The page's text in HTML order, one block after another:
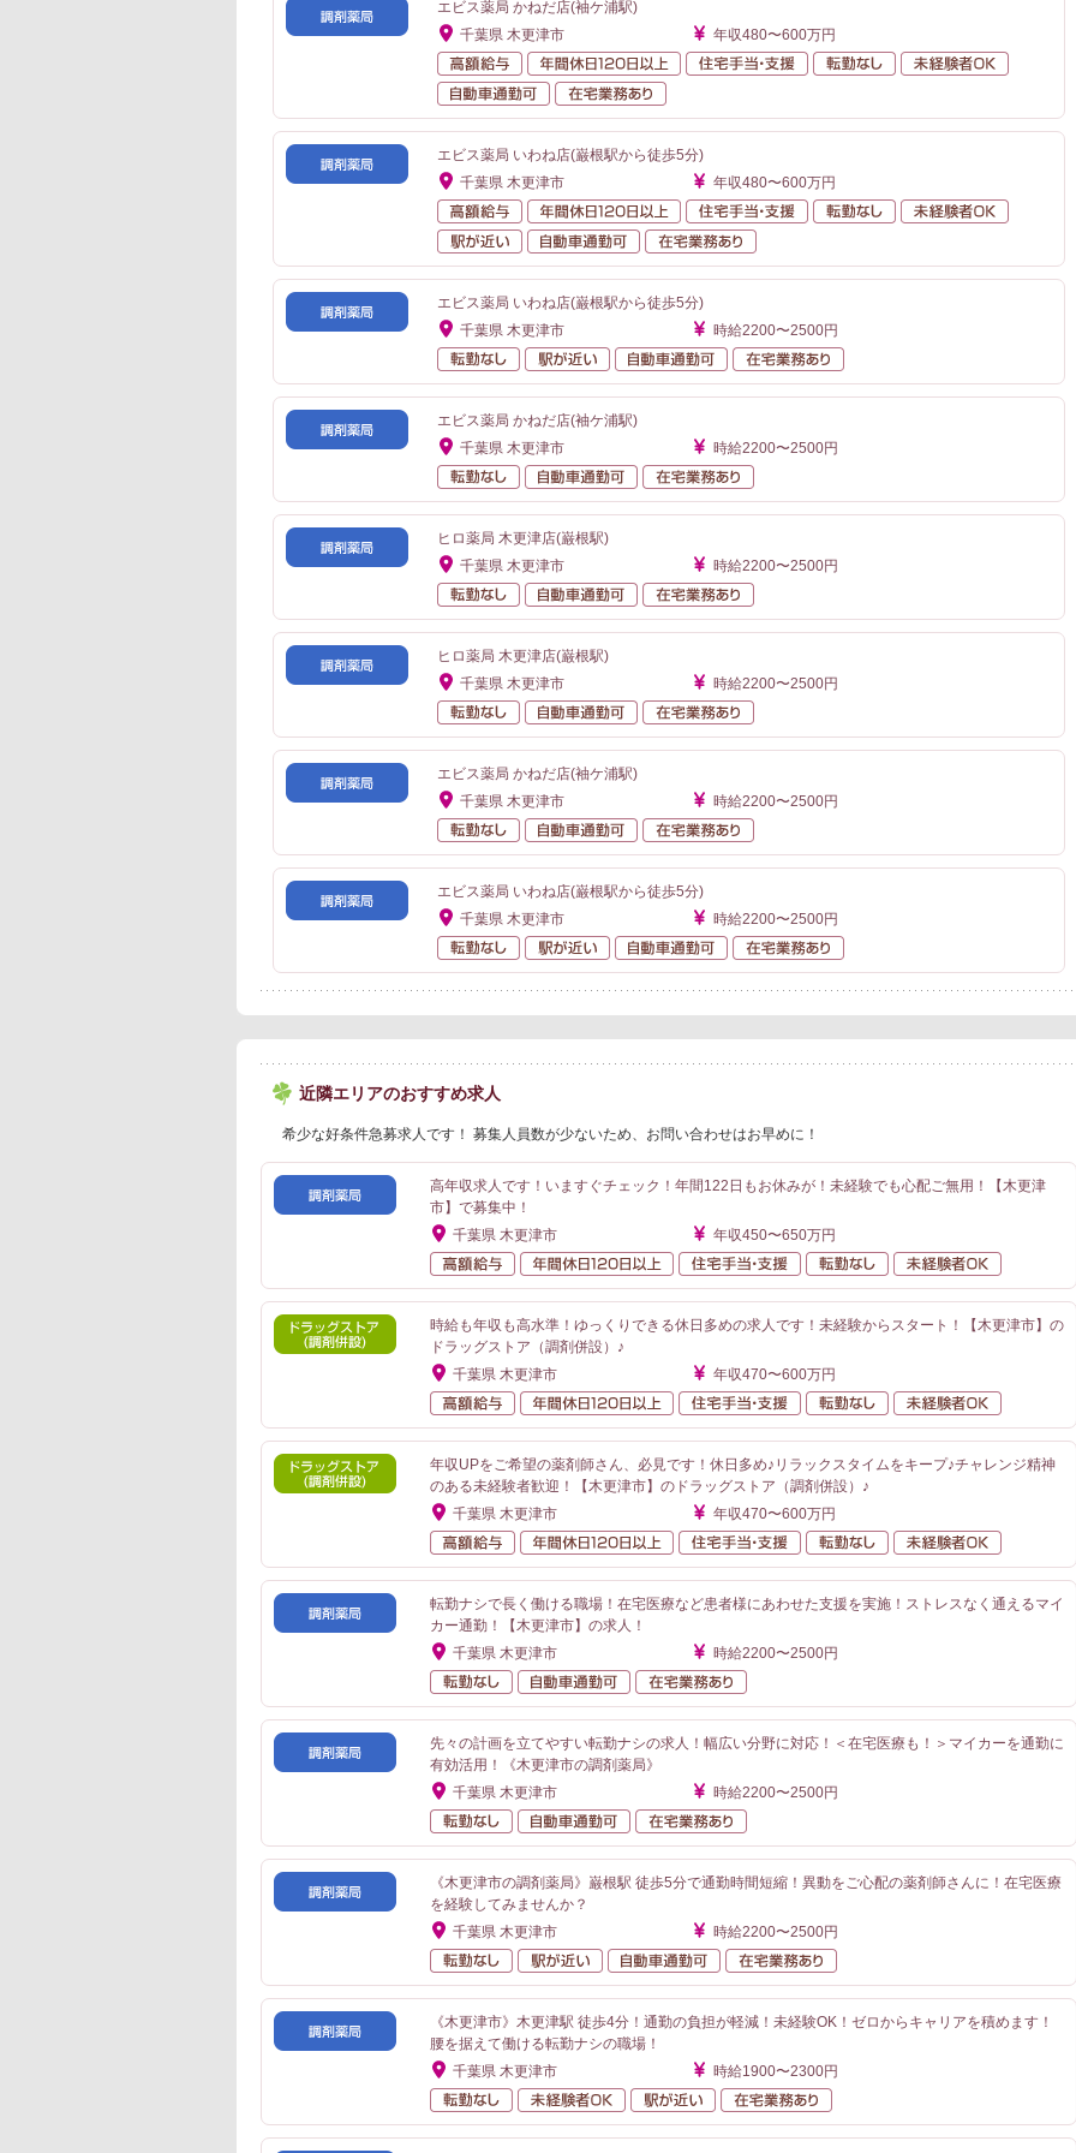
エビス薬局 かねだ店(袖ケ浦駅)
千葉県 木更津市
年収480〜600万円
高額給与
年間休日120日以上 住宅手当・支援 転勤なし
自動車通勤可
エビス薬局 いわね店(巌根駅から徒歩5分)
千葉県 木更津市
年収480〜600万円
高額給与
年間休日120日以上 住宅手当・支援 転勤なし
駅が近い
自動車通勤可
エビス薬局 いわね店(巌根駅から徒歩5分)
千葉県 木更津市
時給2200〜2500円
転勤なし
駅が近い 自動車通勤可
エビス薬局 かねだ店(袖ケ浦駅)
千葉県 木更津市
時給2200〜2500円
転勤なし
自動車通勤可
ヒロ薬局 木更津店(巌根駅)
千葉県 木更津市
時給2200〜2500円
転勤なし
自動車通勤可
ヒロ薬局 木更津店(巌根駅)
千葉県 木更津市
時給2200〜2500円
転勤なし
自動車通勤可
エビス薬局 かねだ店(袖ケ浦駅)
千葉県 木更津市
時給2200〜2500円
転勤なし
自動車通勤可
エビス薬局 いわね店(巌根駅から徒歩5分)
千葉県 木更津市
時給2200〜2500円
転勤なし
駅が近い 自動車通勤可
近隣エリアのおすすめ求人
希少な好条件急募求人です！ 募集人員数が少ないため、お問い合わせはお早めに！
高年収求人です！いますぐチェック！年間122日もお休みが！未経験でも心配ご無用！【木更津
市】で募集中！
千葉県 木更津市
年収450〜650万円
高額給与
年間休日120日以上 住宅手当・支援 転勤なし
時給も年収も高水準！ゆっくりできる休日多めの求人です！未経験からスタート！【木更津市】の
ドラッグストア（調剤併設）♪
千葉県 木更津市
年収470〜600万円
高額給与
年間休日120日以上 住宅手当・支援 転勤なし
年収UPをご希望の薬剤師さん、必見です！休日多め♪リラックスタイムをキープ♪チャレンジ精神
のある未経験者歓迎！【木更津市】のドラッグストア（調剤併設）♪
千葉県 木更津市
年収470〜600万円
高額給与
年間休日120日以上 住宅手当・支援 転勤なし
転勤ナシで長く働ける職場！在宅医療など患者様にあわせた支援を実施！ストレスなく通えるマイ
カー通勤！【木更津市】の求人！
千葉県 木更津市
時給2200〜2500円
転勤なし
自動車通勤可
先々の計画を立てやすい転勤ナシの求人！幅広い分野に対応！＜在宅医療も！＞マイカーを通勤に
有効活用！《木更津市の調剤薬局》
千葉県 木更津市
時給2200〜2500円
転勤なし
自動車通勤可
《木更津市の調剤薬局》巌根駅 徒歩5分で通勤時間短縮！異動をご心配の薬剤師さんに！在宅医療
を経験してみませんか？
千葉県 木更津市
時給2200〜2500円
転勤なし
駅が近い 自動車通勤可
《木更津市》木更津駅 徒歩4分！通勤の負担が軽減！未経験OK！ゼロからキャリアを積めます！
腰を据えて働ける転勤ナシの職場！
千葉県 木更津市
時給1900〜2300円
転勤なし
未経験者OK 駅が近い